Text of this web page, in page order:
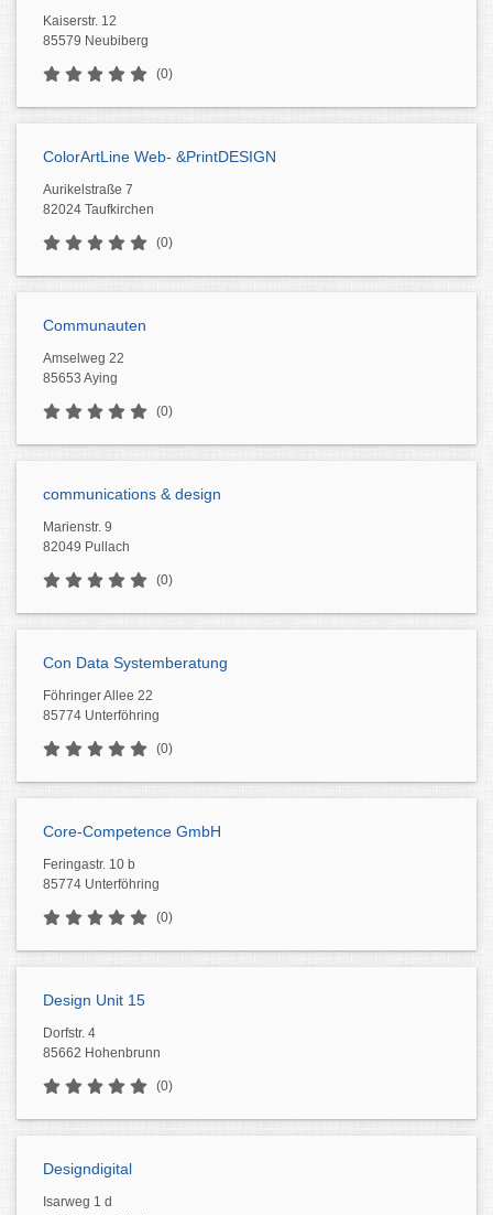
Kaiserstr. 12
85579 Neubiberg
(0)
ColorArtLine Web- &PrintDESIGN
Aurikelstraße 7
82024 Taufkirchen
(0)
Communauten
Amselweg 22
85653 Aying
(0)
communications & design
Marienstr. 9
82049 Pullach
(0)
Con Data Systemberatung
Föhringer Allee 22
85774 Unterföhring
(0)
Core-Competence GmbH
Feringastr. 10 b
85774 Unterföhring
(0)
Design Unit 15
Dorfstr. 4
85662 Hohenbrunn
(0)
Designdigital
Isarweg 1 d